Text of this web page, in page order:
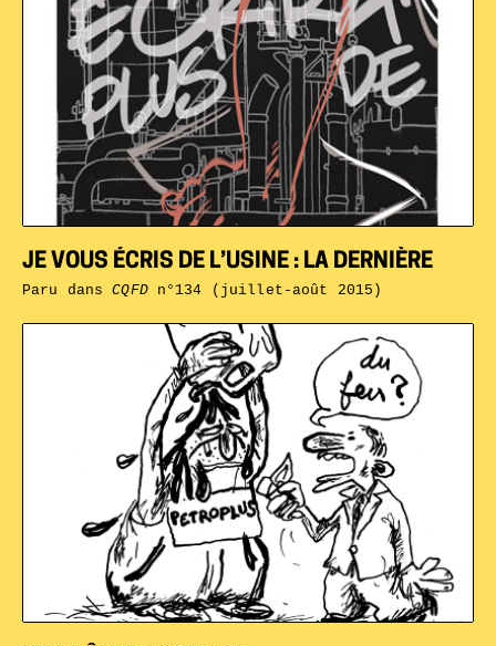
JE VOUS ÉCRIS DE L’USINE : LA DERNIÈRE
Paru dansCQFDn°134 (juillet-août 2015)